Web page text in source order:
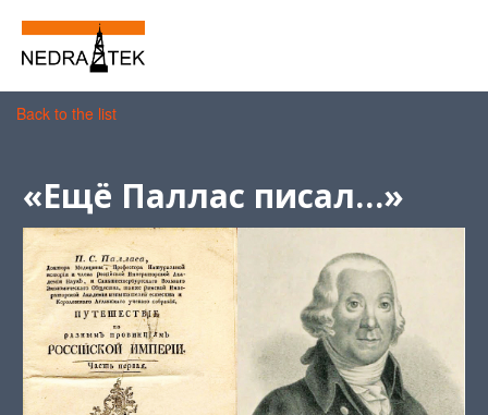
Back to the list
«Ещё Паллас писал…»